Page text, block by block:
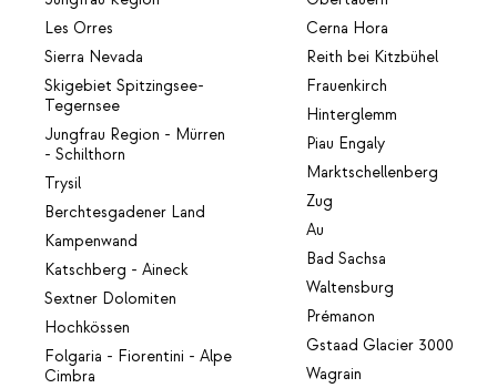
Les Orres
Sierra Nevada
Skigebiet Spitzingsee-
Tegernsee
Jungfrau Region - Mürren
- Schilthorn
Trysil
Berchtesgadener Land
Kampenwand
Katschberg - Aineck
Sextner Dolomiten
Hochkössen
Folgaria - Fiorentini - Alpe
Cimbra
Cerna Hora
Reith bei Kitzbühel
Frauenkirch
Hinterglemm
Piau Engaly
Marktschellenberg
Zug
Au
Bad Sachsa
Waltensburg
Prémanon
Gstaad Glacier 3000
Wagrain